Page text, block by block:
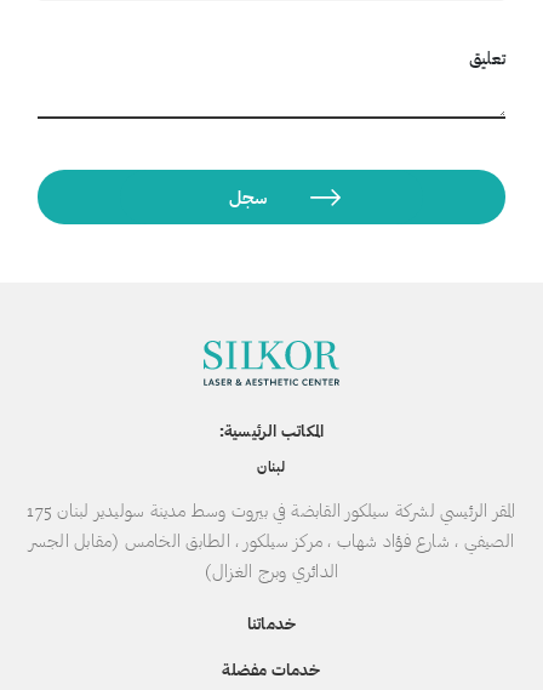
تعليق
المكاتب الرئيسية:
لبنان
المقر الرئيسي لشركة سيلكور القابضة في بيروت وسط مدينة سوليدير لبنان 175
الصيفي ، شارع فؤاد شهاب ، مركز سيلكور ، الطابق الخامس (مقابل الجسر
الدائري وبرج الغزال)
خدماتنا
خدمات مفضلة